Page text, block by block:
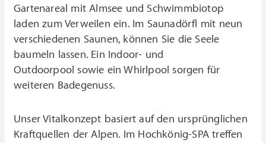
Gartenareal mit Almsee und Schwimmbiotop
laden zum Verweilen ein. Im Saunadörfl mit neun
verschiedenen Saunen, können Sie die Seele
baumeln lassen. Ein Indoor- und
Outdoorpool sowie ein Whirlpool sorgen für
weiteren Badegenuss.
Unser Vitalkonzept basiert auf den ursprünglichen
Kraftquellen der Alpen. Im Hochkönig-SPA treffen